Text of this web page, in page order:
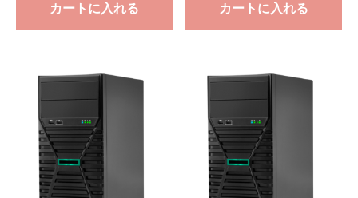
カートに入れる カートに入れる